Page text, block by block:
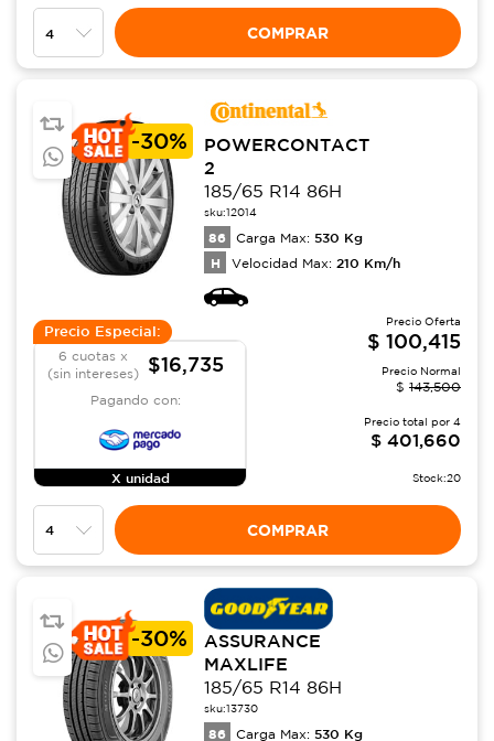
COMPRAR
-30%
POWERCONTACT
2
185/65 R14 86H
sku:12014
86 Carga Max: 530 Kg
H Velocidad Max: 210 Km/h
Precio Especial:
6 cuotas x
(sin intereses)
$16,735
Pagando con:
X unidad
Precio Oferta
$ 100,415
Precio Normal
$ 143,500
Precio total por 4
$ 401,660
Stock:20
COMPRAR
-30%
ASSURANCE
MAXLIFE
185/65 R14 86H
sku:13730
86 Carga Max: 530 Kg